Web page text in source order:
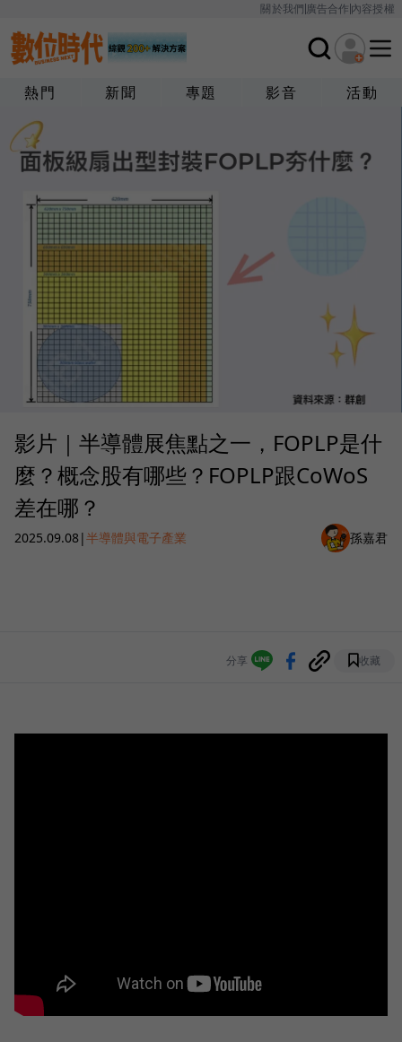
關於我們廣告合作內容授權
熱門 新聞 專題 影音 活動
影片｜半導體展焦點之一，FOPLP是什
麼？概念股有哪些？FOPLP跟CoWoS
差在哪？
2025.09.08|半導體與電子產業 孫嘉君
分享 收藏